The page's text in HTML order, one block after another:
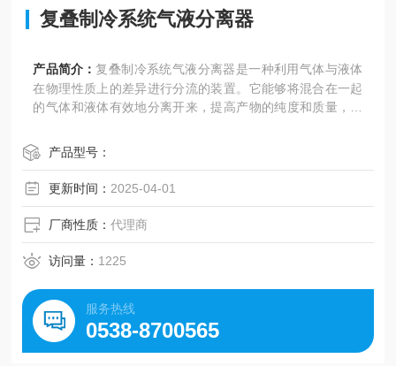
复叠制冷系统气液分离器
产品简介：复叠制冷系统气液分离器是一种利用气体与液体
在物理性质上的差异进行分流的装置。它能够将混合在一起
的气体和液体有效地分离开来，提高产物的纯度和质量，同
济效益。
产品型号：
更新时间： 2025-04-01
厂商性质：代理商
访问量： 1225
服务热线
0538-8700565